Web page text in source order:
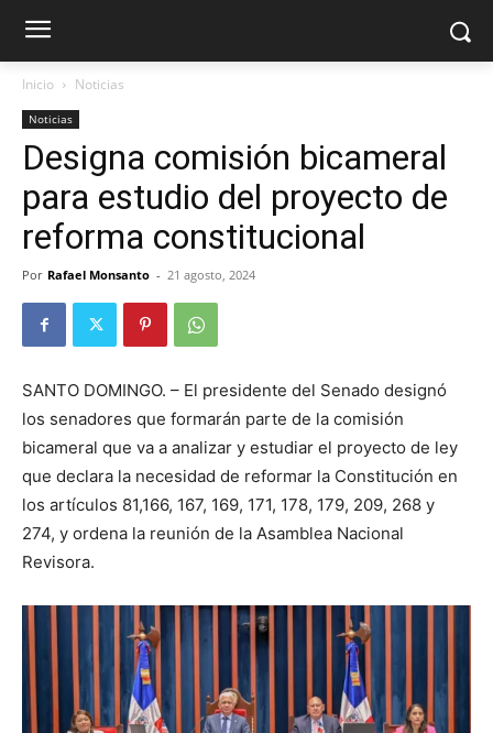
Inicio Noticias
Noticias
Designa comisión bicameral
para estudio del proyecto de
reforma constitucional
Por Rafael Monsanto - 21 agosto, 2024
SANTO DOMINGO. – El presidente del Senado designó
los senadores que formarán parte de la comisión
bicameral que va a analizar y estudiar el proyecto de ley
que declara la necesidad de reformar la Constitución en
los artículos 81,166, 167, 169, 171, 178, 179, 209, 268 y
274, y ordena la reunión de la Asamblea Nacional
Revisora.